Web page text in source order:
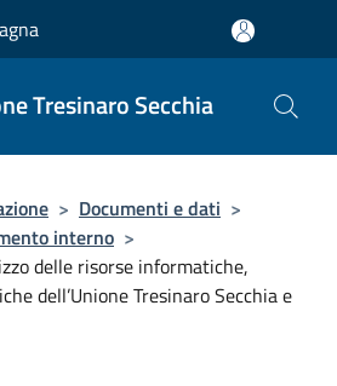
Tresinaro Secchia
> Documenti e dati >
interno >
delle risorse informatiche,
dell’Unione Tresinaro Secchia e